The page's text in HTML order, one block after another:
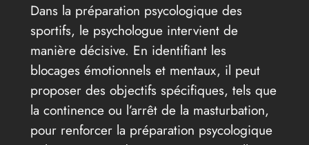
Dans la préparation psycologique des
sportifs, le psychologue intervient de
manière décisive. En identifiant les
blocages émotionnels et mentaux, il peut
proposer des objectifs spécifiques, tels que
la continence ou l’arrêt de la masturbation,
pour renforcer la préparation psycologique